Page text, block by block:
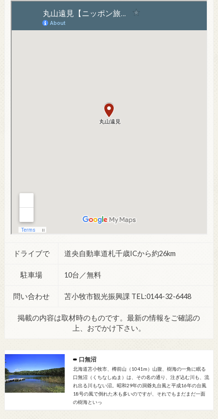
ドライブで 道央自動車道札千歳ICから約26km
駐車場 10台／無料
問い合わせ 苫小牧市観光振興課 TEL:0144-32-6448
掲載の内容は取材時のものです。最新の情報をご確認の
上、おでかけ下さい。
口無沼
北海道苫小牧市、樽前山（1041m）山腹、樹海の一角に眠る
口無沼（くちなしぬま）は、その名の通り、注ぎ込む川も、流
れ出る川もない沼。昭和29年の洞爺丸台風と平成16年の台風
18号の風で倒れた木も多いのですが、それでもまだまだ一面
の樹海といっ